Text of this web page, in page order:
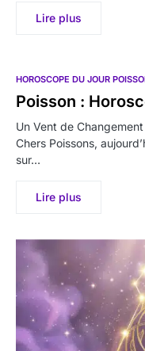
Lire plus
HOROSCOPE DU JOUR
Poisson :
Un Vent de
Chers Poissons,
sur…
Lire plus